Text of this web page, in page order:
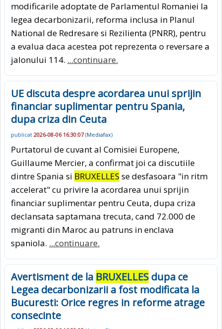
modificarile adoptate de Parlamentul Romaniei la
legea decarbonizarii, reforma inclusa in Planul
National de Redresare si Rezilienta (PNRR), pentru
a evalua daca acestea pot reprezenta o reversare a
jalonului 114. ...continuare.
UE discuta despre acordarea unui sprijin
financiar suplimentar pentru Spania,
dupa criza din Ceuta
publicat 2026-08-06 16:30:07(Mediafax)
Purtatorul de cuvant al Comisiei Europene,
Guillaume Mercier, a confirmat joi ca discutiile
dintre Spania si BRUXELLES se desfasoara "in ritm
accelerat" cu privire la acordarea unui sprijin
financiar suplimentar pentru Ceuta, dupa criza
declansata saptamana trecuta, cand 72.000 de
migranti din Maroc au patruns in enclava
spaniola. ...continuare.
Avertisment de la BRUXELLES dupa ce
Legea decarbonizarii a fost modificata la
Bucuresti: Orice regres in reforme atrage
consecinte